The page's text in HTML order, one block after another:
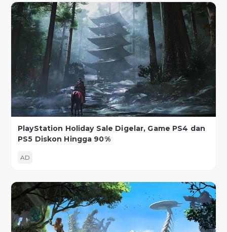
PlayStation Holiday Sale Digelar, Game PS4 dan
PS5 Diskon Hingga 90%
AD